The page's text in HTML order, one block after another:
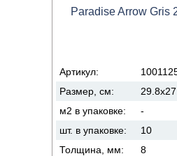
Paradise Arrow Gris
Артикул:
Размер, см:
м2 в упаковке:
-
шт. в упаковке:
10
Толщина, мм:
8